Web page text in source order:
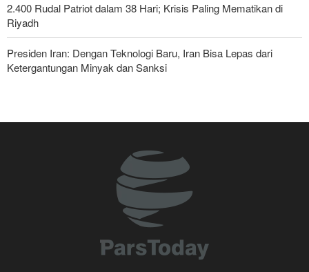
2.400 Rudal Patriot dalam 38 Hari; Krisis Paling Mematikan di
Riyadh
Presiden Iran: Dengan Teknologi Baru, Iran Bisa Lepas dari
Ketergantungan Minyak dan Sanksi
Yahya Saree: Operasi Khusus di Al-Mokha—Puluhan Pasukan
Saudi Tewas dan Terluka
Parlemen Turki: Perjanjian Aliansi dengan Saudi-Pakistan Adalah
Menuju Pendidikan Tinggi Global; Iran-Indonesia Sepakati Kerja